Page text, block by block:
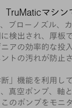
ブローノズル、
検出され、厚板
アの効率的な投
トの汚れが防止
」機能を利用し
TruMaticマシン
真空ポンプ、軸
のポンプをモニ